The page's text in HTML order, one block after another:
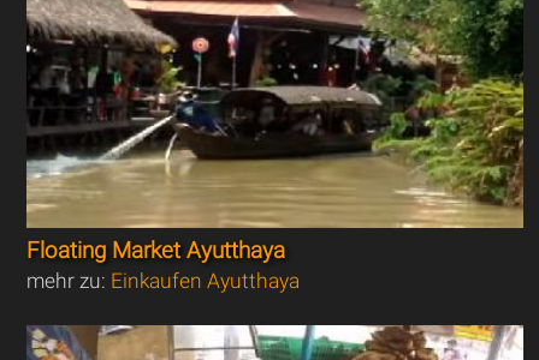
Floating Market Ayutthaya
mehr zu: Einkaufen Ayutthaya